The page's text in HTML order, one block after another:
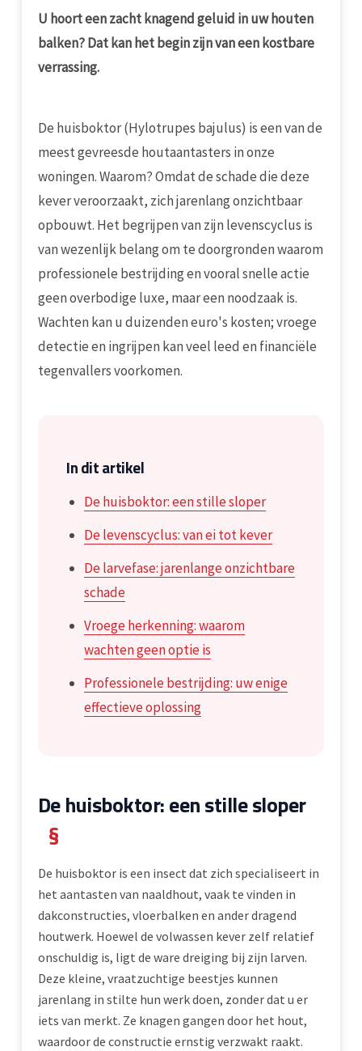
U hoort een zacht knagend geluid in uw houten
balken? Dat kan het begin zijn van een kostbare
verrassing.
De huisboktor (Hylotrupes bajulus) is een van de
meest gevreesde houtaantasters in onze
woningen. Waarom? Omdat de schade die deze
kever veroorzaakt, zich jarenlang onzichtbaar
opbouwt. Het begrijpen van zijn levenscyclus is
van wezenlijk belang om te doorgronden waarom
professionele bestrijding en vooral snelle actie
geen overbodige luxe, maar een noodzaak is.
Wachten kan u duizenden euro's kosten; vroege
detectie en ingrijpen kan veel leed en financiële
tegenvallers voorkomen.
In dit artikel
De huisboktor: een stille sloper
De levenscyclus: van ei tot kever
De larvefase: jarenlange onzichtbare
schade
Vroege herkenning: waarom
wachten geen optie is
Professionele bestrijding: uw enige
effectieve oplossing
De huisboktor: een stille sloper
§
De huisboktor is een insect dat zich specialiseert in
het aantasten van naaldhout, vaak te vinden in
dakconstructies, vloerbalken en ander dragend
houtwerk. Hoewel de volwassen kever zelf relatief
onschuldig is, ligt de ware dreiging bij zijn larven.
Deze kleine, vraatzuchtige beestjes kunnen
jarenlang in stilte hun werk doen, zonder dat u er
iets van merkt. Ze knagen gangen door het hout,
waardoor de constructie ernstig verzwakt raakt.